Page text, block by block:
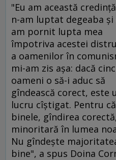
"Eu am această
n-am luptat degeaba şi
am pornit lupta mea
împotriva acestei
a oamenilor în
mi-am zis aşa: dacă
oameni o să-i aduc să
gîndească corect, este
lucru cîştigat. Pentru că
binele, gîndirea
minoritară în lumea
Nu gîndeşte
bine", a spus Doina